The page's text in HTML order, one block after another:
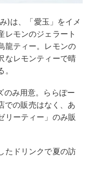
)は、「愛玉」をイメ
レモンのジェラート
龍ティー。レモンの
なレモンティーで晴
のみ用意。ららぽー
での販売はなく、あ
リーティー」のみ販
たドリンクで夏の訪